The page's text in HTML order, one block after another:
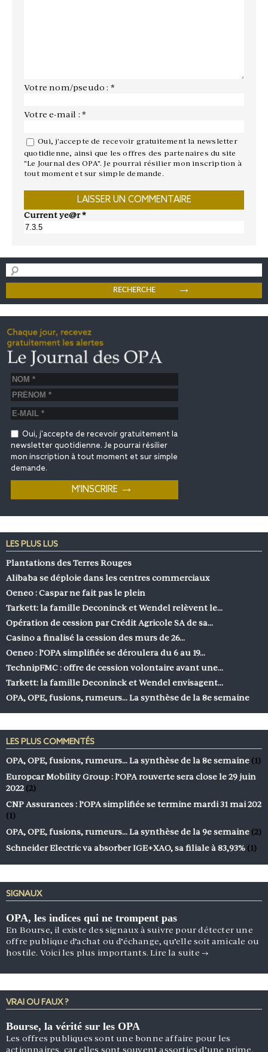
Votre nom/pseudo : *
Votre e-mail : *
Oui, j'accepte de recevoir gratuitement la newsletter
quotidienne, ainsi que les offres des partenaires du site
"Le Journal des OPA". Je pourrai résilier mon inscription à
tout moment et sur simple demande.
Current ye@r*
Oui, j'accepte de recevoir gratuitement la
newsletter quotidienne. Je pourrai résilier
mon inscription à tout moment et sur simple
demande.
LES PLUS LUS
Plantations des Terres Rouges
Alibaba se déploie dans les centres commerciaux
Oeneo : Caspar ne fait pas le plein
Tarkett: la famille Deconinck et Wendel relèvent le…
Opération de cession par Crédit Agricole SA de sa…
Casino a finalisé la cession des murs de 26…
Oeneo : l’OPA simplifiée se déroulera du 6 au 19…
TechnipFMC : offre de cession volontaire avant une…
Tarkett: la famille Deconinck et Wendel envisagent…
OPA, OPE, fusions, rumeurs… La synthèse de la 8e semaine
LES PLUS COMMENTÉS
OPA, OPE, fusions, rumeurs… La synthèse de la 8e semaine (1)
Europcar Mobility Group : l’OPA rouverte sera close le 29 juin
2022 (2)
CNP Assurances : l’OPA simplifiée se termine mardi 31 mai 202
(1)
OPA, OPE, fusions, rumeurs… La synthèse de la 9e semaine (2)
Schneider Electric va absorber IGE+XAO, sa filiale à 83,93% (1)
SIGNAUX
OPA, les indices qui ne trompent pas
En Bourse, il existe des signaux à suivre pour détecter une
offre publique d’achat ou d’échange, qu’elle soit amicale ou
hostile. Voici les plus importants.Lire la suite →
VRAI OU FAUX ?
Bourse, la vérité sur les OPA
Les offres publiques sont une bonne affaire pour les
actionnaires, car elles sont souvent assorties d’une prime.